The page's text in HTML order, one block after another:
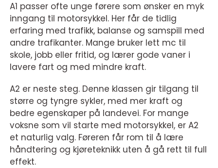
A1 passer ofte unge førere som ønsker en myk
inngang til motorsykkel. Her får de tidlig
erfaring med trafikk, balanse og samspill med
andre trafikanter. Mange bruker lett mc til
skole, jobb eller fritid, og lærer gode vaner i
lavere fart og med mindre kraft.
A2 er neste steg. Denne klassen gir tilgang til
større og tyngre sykler, med mer kraft og
bedre egenskaper på landevei. For mange
voksne som vil starte med motorsykkel, er A2
et naturlig valg. Føreren får rom til å lære
håndtering og kjøreteknikk uten å gå rett til full
effekt.